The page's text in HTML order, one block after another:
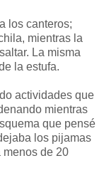
los canteros;
mientras la
La misma
la estufa.
actividades que
mientras
que pensé
los pijamas
menos de 20